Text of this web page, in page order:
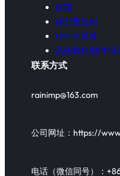
疫苗
粉剂预混剂
粉针注射液
高效颗粒剂/中草
联系方式
rainimp@163.com
公司网址：https://
电话（微信同号）：